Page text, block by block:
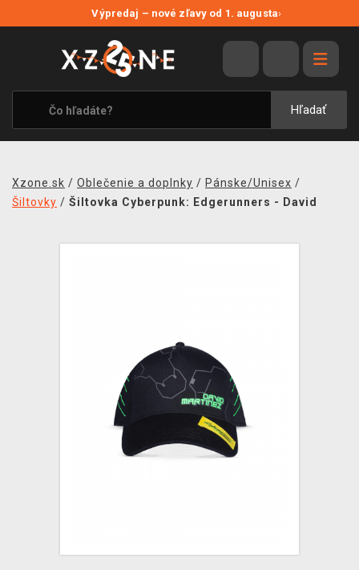
Výpredaj – nové zľavy od 1. augusta›
Hľadať
VÝPREDAJ
VIDEOHRY
XZONE ORIGINALS
TEMATIKY
MERCHANDISE
Xzone.sk / Oblečenie a doplnky / Pánske/Unisex /
Šiltovky / Šiltovka Cyberpunk: Edgerunners - David